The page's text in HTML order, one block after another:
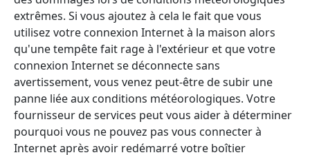
extrêmes. Si vous ajoutez à cela le fait que vous
utilisez votre connexion Internet à la maison alors
qu'une tempête fait rage à l'extérieur et que votre
connexion Internet se déconnecte sans
avertissement, vous venez peut-être de subir une
panne liée aux conditions météorologiques. Votre
fournisseur de services peut vous aider à déterminer
pourquoi vous ne pouvez pas vous connecter à
Internet après avoir redémarré votre boîtier